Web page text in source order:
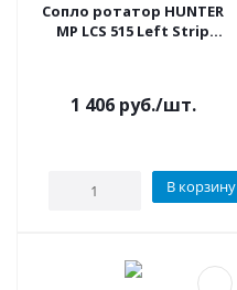
Сопло ротатор HUNTER
MP LCS 515 Left Strip
1 406руб./шт.
В корзину